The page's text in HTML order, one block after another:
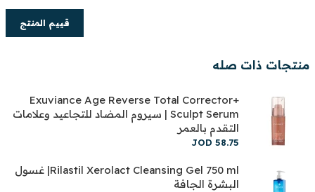
قييم المنتج
منتجات ذات صله
Exuviance Age Reverse Total Corrector+
Sculpt Serum | سيروم المضاد للتجاعيد وعلامات
التقدم بالعمر
JOD 58.75
Rilastil Xerolact Cleansing Gel 750 ml| غسول
البشرة الجافة